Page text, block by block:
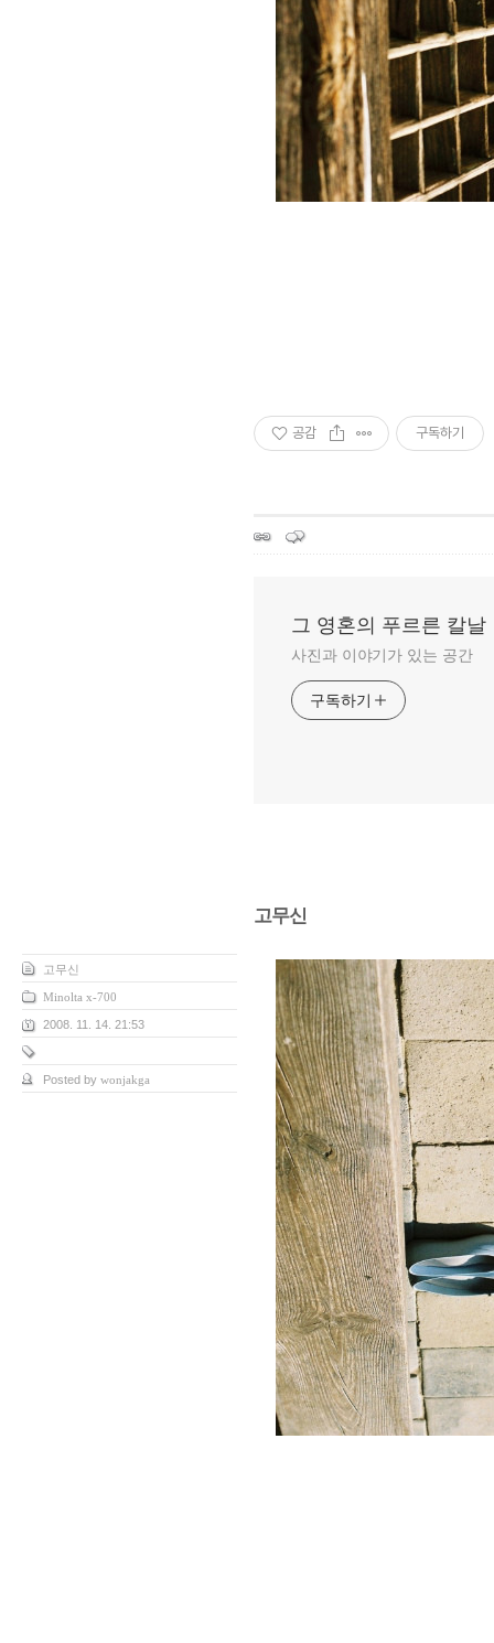
공감 구독하기
그 영혼의 푸르른 칼날
사진과 이야기가 있는 공간
구독하기
고무신
Minolta x-700
2008. 11. 14. 21:53
Posted by wonjakga
고무신